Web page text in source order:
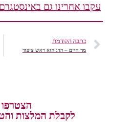
עקבו אחרינו גם
כתבה הקודמת
מר חיים – הדג הוא ראש ציפור
לקבלת המלצות